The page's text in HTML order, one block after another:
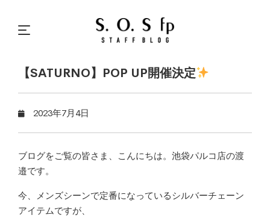
【SATURNO】POP UP開催決定
2023年7月4日
ブログをご覧の皆さま、こんにちは。池袋パルコ店の渡
邉です。
今、メンズシーンで定番になっているシルバーチェーン
アイテムですが、